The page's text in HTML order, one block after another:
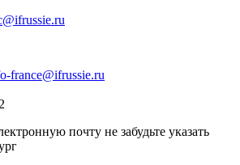
france@ifrussie.ru
почту не забудьте указать